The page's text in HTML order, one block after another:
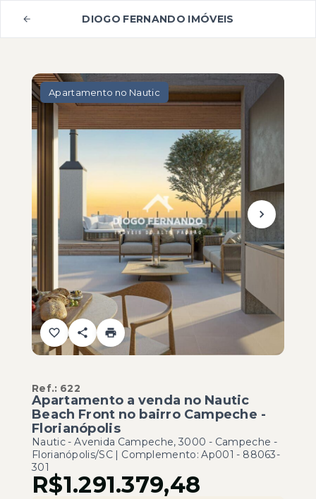
DIOGO FERNANDO IMÓVEIS
Apartamento no Nautic
Ref.: 622
Apartamento a venda no Nautic
Beach Front no bairro Campeche -
Florianópolis
Nautic -Avenida Campeche, 3000 - Campeche -
Florianópolis/SC | Complemento: Ap001 - 88063-
301
R$1.291.379,48